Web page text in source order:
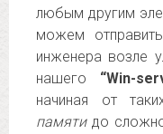
любым другим
можем
инженера возле
нашего “Win-
начиная от
памятидо